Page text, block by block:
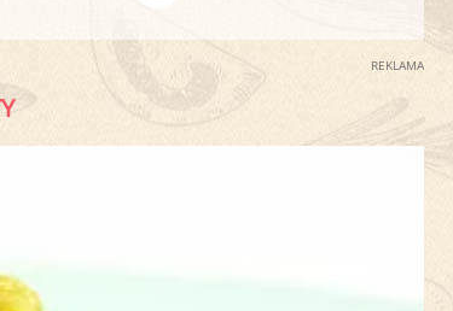
REKLAMA